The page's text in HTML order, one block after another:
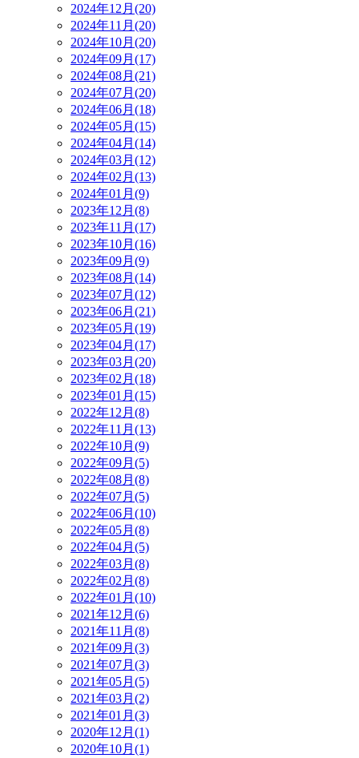
2024年12月(20)
2024年11月(20)
2024年10月(20)
2024年09月(17)
2024年08月(21)
2024年07月(20)
2024年06月(18)
2024年05月(15)
2024年04月(14)
2024年03月(12)
2024年02月(13)
2024年01月(9)
2023年12月(8)
2023年11月(17)
2023年10月(16)
2023年09月(9)
2023年08月(14)
2023年07月(12)
2023年06月(21)
2023年05月(19)
2023年04月(17)
2023年03月(20)
2023年02月(18)
2023年01月(15)
2022年12月(8)
2022年11月(13)
2022年10月(9)
2022年09月(5)
2022年08月(8)
2022年07月(5)
2022年06月(10)
2022年05月(8)
2022年04月(5)
2022年03月(8)
2022年02月(8)
2022年01月(10)
2021年12月(6)
2021年11月(8)
2021年09月(3)
2021年07月(3)
2021年05月(5)
2021年03月(2)
2021年01月(3)
2020年12月(1)
2020年10月(1)